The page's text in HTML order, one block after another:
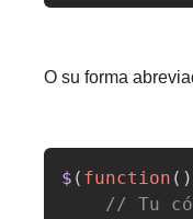
O su forma
$ ( function ()
// Tu